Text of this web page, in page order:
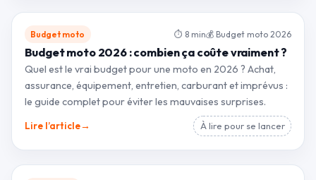
Budget moto ⏱ 8 min💰 Budget moto 2026
Budget moto 2026 : combien ça coûte vraiment ?
Quel est le vrai budget pour une moto en 2026 ? Achat,
assurance, équipement, entretien, carburant et imprévus :
le guide complet pour éviter les mauvaises surprises.
Lire l’article→ À lire pour se lancer